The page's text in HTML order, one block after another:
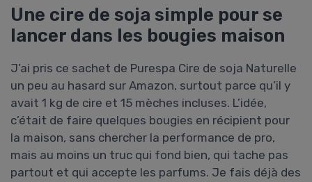
Une cire de soja simple pour se
lancer dans les bougies maison
J’ai pris ce sachet de Purespa Cire de soja Naturelle
un peu au hasard sur Amazon, surtout parce qu’il y
avait 1 kg de cire et 15 mèches incluses. L’idée,
c’était de faire quelques bougies en récipient pour
la maison, sans chercher la performance de pro,
mais au moins un truc qui fond bien, qui tache pas
partout et qui accepte les parfums. Je fais déjà des